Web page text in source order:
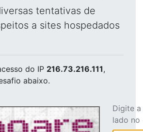
tentativas de
a sites hospedados
do IP 216.73.216.111,
abaixo.
Digite
lado no